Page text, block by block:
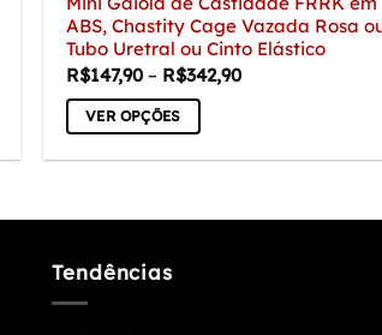
ABS, Chastity Cage Vazada Rosa
Tubo Uretral ou Cinto Elástico
R$147,90 – R$342,90Faixa
R$342,90
VER OPÇÕES
variantes.
Tendências